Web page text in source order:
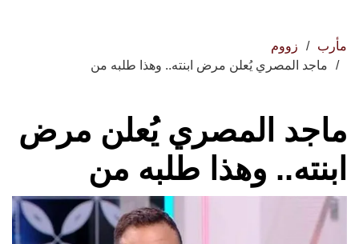
مأرب
زووم
ماجد المصري يُعلن مرض ابنته.. وهذا طلبه من
ماجد المصري يُعلن مرض
ابنته.. وهذا طلبه من